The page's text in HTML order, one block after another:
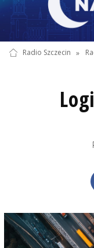
Radio Szczecin »